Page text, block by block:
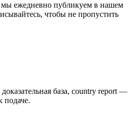
мы ежедневно публикуем в нашем
чтобы не пропустить
база, country report —
подаче.